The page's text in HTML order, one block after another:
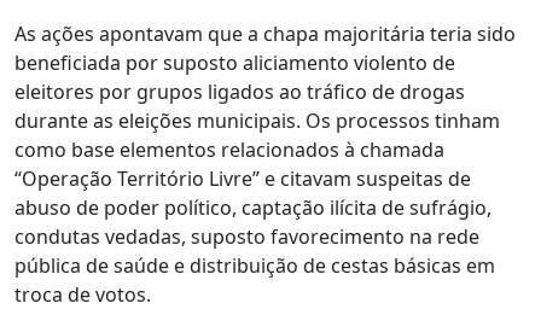
As ações apontavam que a chapa majoritária teria sido
beneficiada por suposto aliciamento violento de
eleitores por grupos ligados ao tráfico de drogas
durante as eleições municipais. Os processos tinham
como base elementos relacionados à chamada
“Operação Território Livre” e citavam suspeitas de
abuso de poder político, captação ilícita de sufrágio,
condutas vedadas, suposto favorecimento na rede
pública de saúde e distribuição de cestas básicas em
troca de votos.